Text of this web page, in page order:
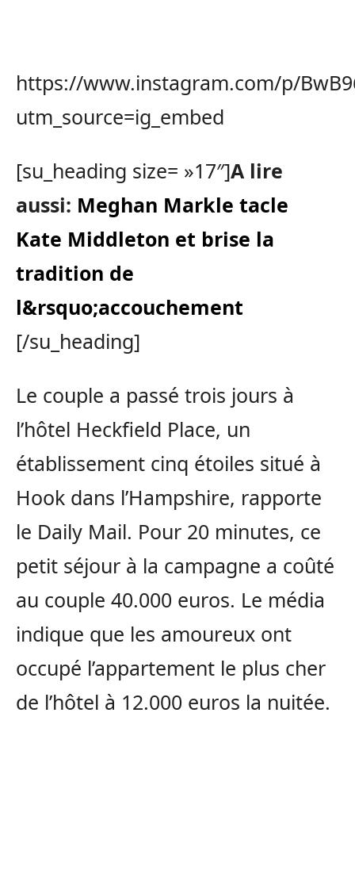
https://www.instagram.com/p/
utm_source=ig_embed
[su_heading size= »17″]A lire
aussi: Meghan Markle tacle
Kate Middleton et brise la
tradition de
l&rsquo;accouchement
[/su_heading]
Le couple a passé trois jours à
l’hôtel Heckfield Place, un
établissement cinq étoiles situé à
Hook dans l’Hampshire, rapporte
le Daily Mail. Pour 20 minutes, ce
petit séjour à la campagne a coûté
au couple 40.000 euros. Le média
indique que les amoureux ont
occupé l’appartement le plus cher
de l’hôtel à 12.000 euros la nuitée.